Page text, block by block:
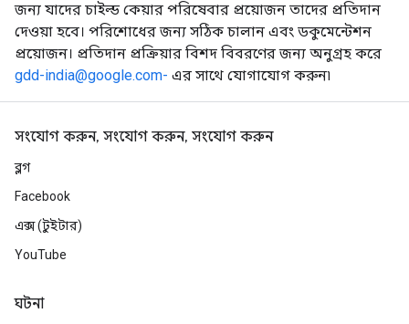
জন্য যাদের চাইল্ড কেয়ার পরিষেবার প্রয়োজন তাদের প্রতিদান
দেওয়া হবে। পরিশোধের জন্য সঠিক চালান এবং ডকুমেন্টেশন
প্রয়োজন। প্রতিদান প্রক্রিয়ার বিশদ বিবরণের জন্য অনুগ্রহ করে
gdd-india@google.com- এর সাথে যোগাযোগ করুন৷
সংযোগ করুন, সংযোগ করুন, সংযোগ করুন
ব্লগ
Facebook
এক্স (টুইটার)
YouTube
ঘটনা